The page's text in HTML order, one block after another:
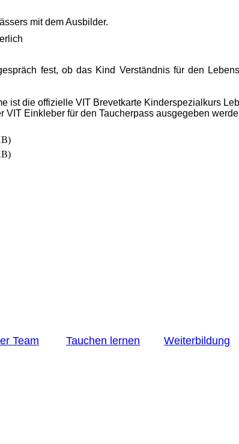
mit dem Ausbilder.
fest, ob das Kind Verständnis für den
ist die offizielle VIT Brevetkarte Kinderspezialkurs
Einkleber für den Taucherpass ausgegeben
Team Tauchen lernen Weiterbildung